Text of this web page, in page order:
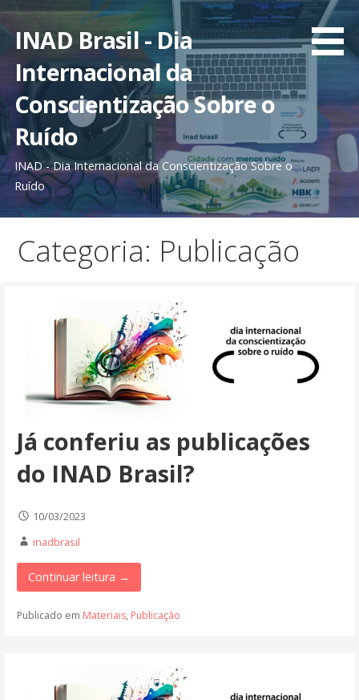
Ir
direto
para
conteúdo
INAD Brasil - Dia
Internacional da
Conscientização Sobre o
Ruído
INAD - Dia Internacional da Conscientização Sobre o
Ruído
Categoria: Publicação
Já conferiu as publicações
do INAD Brasil?
10/03/2023
inadbrasil
Continuar leitura →
Publicado em Materiais, Publicação